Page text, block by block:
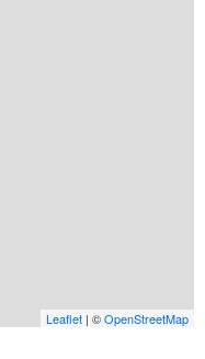
Leaflet | ©OpenStreetMap